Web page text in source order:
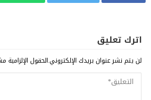
اترك تعليق
لن يتم نشر عنوان بريدك الإلكتروني.الحقول الإلزامية